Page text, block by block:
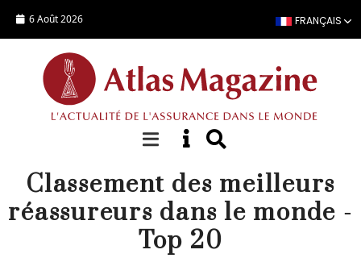
6 Août 2026 FRANÇAIS
STATISTIQUES COMPAGNIE
Classement des meilleurs
réassureurs dans le monde -
Top 20